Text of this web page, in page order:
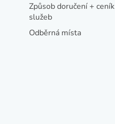
Způsob doručení + ceník
služeb
Odběrná místa